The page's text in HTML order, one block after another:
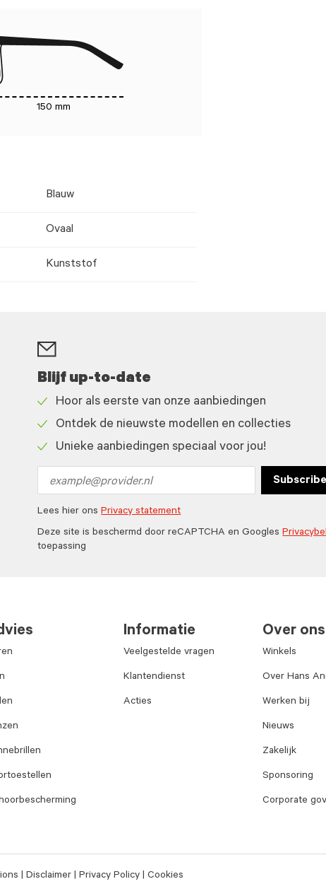
150 mm
Blauw
Ovaal
Kunststof
Blijf up-to-date
icon
Hoor als eerste van onze aanbiedingen
icon
Ontdek de nieuwste modellen en collecties
Unieke aanbiedingen speciaal voor jou!
address
Subscribe
Lees hier onsPrivacy statement
Deze site is beschermd door reCAPTCHA en Googles
toepassing
Informatie
Veelgestelde vragen
Klantendienst
Acties
Over ons
Winkels
Over Hans
Werken bij
Nieuws
Zakelijk
Sponsoring
Corporate
Disclaimer Privacy Policy Cookies